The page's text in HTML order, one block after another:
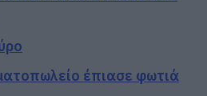
έπιασε φωτιά